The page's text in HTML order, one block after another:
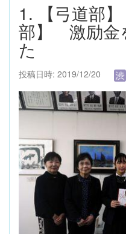
1. 【弓道部
部】 激励金
た
投稿日時: 2019/12/20